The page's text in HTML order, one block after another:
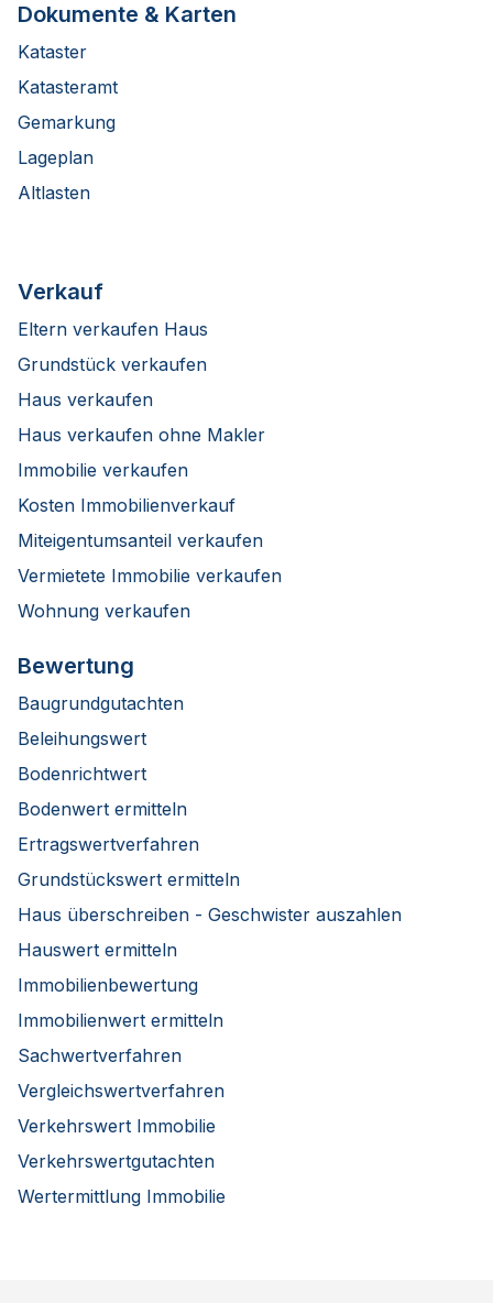
Dokumente & Karten
Kataster
Katasteramt
Gemarkung
Lageplan
Altlasten
Verkauf
Eltern verkaufen Haus
Grundstück verkaufen
Haus verkaufen
Haus verkaufen ohne Makler
Immobilie verkaufen
Kosten Immobilienverkauf
Miteigentumsanteil verkaufen
Vermietete Immobilie verkaufen
Wohnung verkaufen
Bewertung
Baugrundgutachten
Beleihungswert
Bodenrichtwert
Bodenwert ermitteln
Ertragswertverfahren
Grundstückswert ermitteln
Haus überschreiben - Geschwister auszahlen
Hauswert ermitteln
Immobilienbewertung
Immobilienwert ermitteln
Sachwertverfahren
Vergleichswertverfahren
Verkehrswert Immobilie
Verkehrswertgutachten
Wertermittlung Immobilie